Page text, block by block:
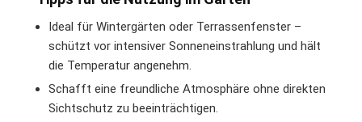
Ideal für Wintergärten oder Terrassenfenster –
schützt vor intensiver Sonneneinstrahlung und hält
die Temperatur angenehm.
Schafft eine freundliche Atmosphäre ohne direkten
Sichtschutz zu beeinträchtigen.